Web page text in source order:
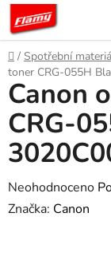
Přejít
obsah
Domů
/ Spotřební
toner CRG-055H
Canon
CRG-
Průměrné
hodnocení
Neohodnoceno
Značka: Canon